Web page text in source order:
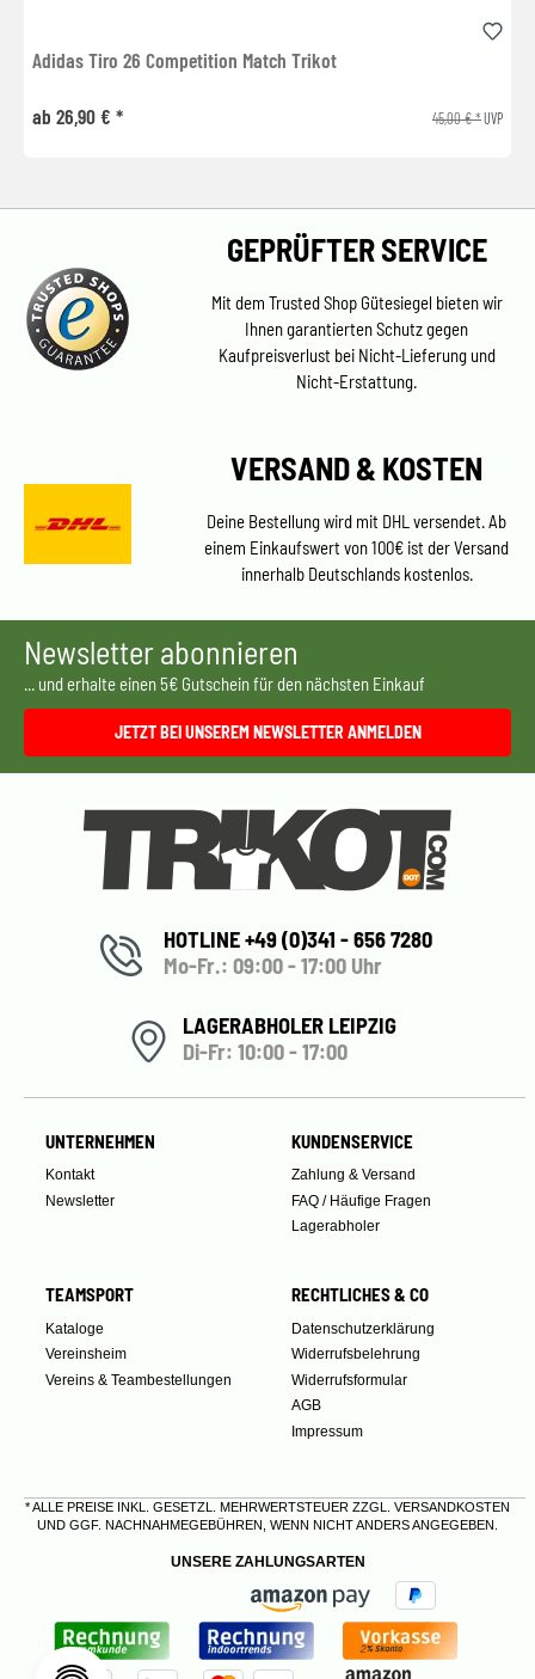
Adidas Tiro 26 Competition Match Trikot
ab 26,90 € * 45,00 € *UVP
GEPRÜFTER SERVICE
Mit dem Trusted Shop Gütesiegel bieten wir
Ihnen garantierten Schutz gegen
Kaufpreisverlust bei Nicht-Lieferung und
Nicht-Erstattung.
VERSAND & KOSTEN
Deine Bestellung wird mit DHL versendet. Ab
einem Einkaufswert von 100€ ist der Versand
innerhalb Deutschlands kostenlos.
Newsletter abonnieren
... und erhalte einen 5€ Gutschein für den nächsten Einkauf
JETZT BEI UNSEREM NEWSLETTER ANMELDEN
HOTLINE +49 (0)341 - 656 7280
Mo-Fr.: 09:00 - 17:00 Uhr
LAGERABHOLER LEIPZIG
Di-Fr: 10:00 - 17:00
UNTERNEHMEN
Kontakt
Newsletter
KUNDENSERVICE
Zahlung & Versand
FAQ / Häufige Fragen
Lagerabholer
TEAMSPORT
Kataloge
Vereinsheim
Vereins & Teambestellungen
RECHTLICHES & CO
Datenschutzerklärung
Widerrufsbelehrung
Widerrufsformular
AGB
Impressum
* ALLE PREISE INKL. GESETZL. MEHRWERTSTEUER ZZGL. VERSANDKOSTEN
UND GGF. NACHNAHMEGEBÜHREN, WENN NICHT ANDERS ANGEGEBEN.
UNSERE ZAHLUNGSARTEN